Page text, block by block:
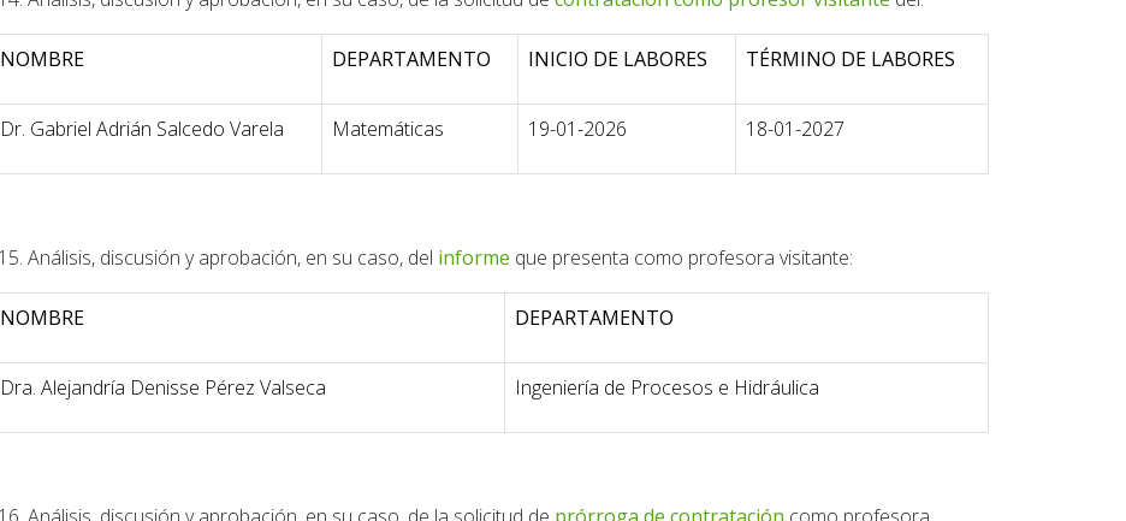
NOMBRE DEPARTAMENTO INICIO DE LABORES TÉRMINO DE LABORES
Dr. Gabriel Adrián Salcedo Varela Matemáticas 19-01-2026 18-01-2027
Análisis, discusión y aprobación, en su caso, del informe que presenta como profesora visitante:
NOMBRE DEPARTAMENTO
Dra. Alejandría Denisse Pérez Valseca Ingeniería de Procesos e Hidráulica
Análisis, discusión y aprobación, en su caso, de la solicitud de prórroga de contratación como profesora